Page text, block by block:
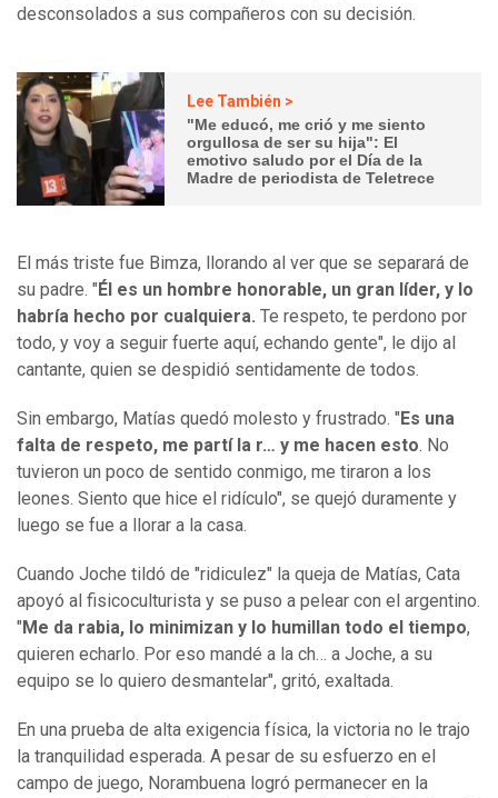
desconsolados a sus compañeros con su decisión.
Lee También >
"Me educó, me crió y me siento
orgullosa de ser su hija": El
emotivo saludo por el Día de la
Madre de periodista de Teletrece
El más triste fue Bimza, llorando al ver que se separará de
su padre. "Él es un hombre honorable, un gran líder, y lo
habría hecho por cualquiera. Te respeto, te perdono por
todo, y voy a seguir fuerte aquí, echando gente", le dijo al
cantante, quien se despidió sentidamente de todos.
Sin embargo, Matías quedó molesto y frustrado. "Es una
falta de respeto, me partí la r… y me hacen esto. No
tuvieron un poco de sentido conmigo, me tiraron a los
leones. Siento que hice el ridículo", se quejó duramente y
luego se fue a llorar a la casa.
Cuando Joche tildó de "ridiculez" la queja de Matías, Cata
apoyó al fisicoculturista y se puso a pelear con el argentino.
"Me da rabia, lo minimizan y lo humillan todo el tiempo,
quieren echarlo. Por eso mandé a la ch… a Joche, a su
equipo se lo quiero desmantelar", gritó, exaltada.
En una prueba de alta exigencia física, la victoria no le trajo
la tranquilidad esperada. A pesar de su esfuerzo en el
campo de juego, Norambuena logró permanecer en la